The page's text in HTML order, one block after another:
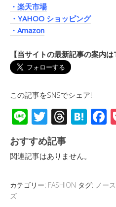
・楽天市場
・YAHOO ショッピング
・Amazon
【当サイトの最新記事の案内
この記事をSNSでシェア!
Li
n
e
T
wi
tt
er
T
hr
e
a
d
H
at
a
F
o
o
おすすめ記事
関連記事はありません。
カテゴリー: FASHION タグ: ノー
ズ